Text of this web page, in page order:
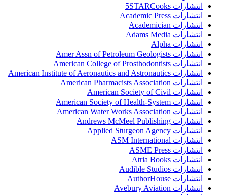
انتشارات 5STARCooks
انتشارات Academic Press
انتشارات Academician
انتشارات Adams Media
انتشارات Alpha
انتشارات Amer Assn of Petroleum Geologists
انتشارات American College of Prosthodontists
انتشارات American Institute of Aeronautics and Astronautics
انتشارات American Pharmacists Association
انتشارات American Society of Civil
انتشارات American Society of Health-System
انتشارات American Water Works Association
انتشارات Andrews McMeel Publishing
انتشارات Applied Sturgeon Agency
انتشارات ASM International
انتشارات ASME Press
انتشارات Atria Books
انتشارات Audible Studios
انتشارات AuthorHouse
انتشارات Avebury Aviation